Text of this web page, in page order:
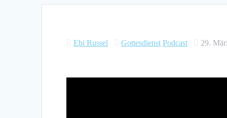
Ebi Russel Gottesdienst Podcast 29.